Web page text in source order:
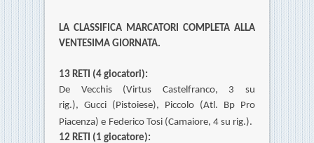
LA CLASSIFICA MARCATORI COMPLETA ALLA
VENTESIMA GIORNATA.
13 RETI (4 giocatori):
De Vecchis (Virtus Castelfranco, 3 su
rig.), Gucci (Pistoiese), Piccolo (Atl. Bp Pro
Piacenza) e Federico Tosi (Camaiore, 4 su rig.).
12 RETI (1 giocatore):